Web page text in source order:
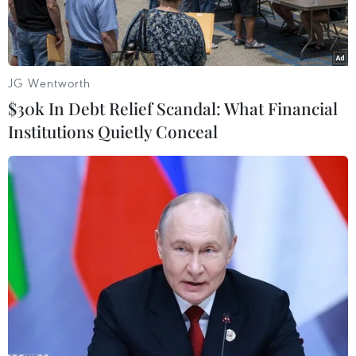
Phạm Việt Hưng trong sự chào đón của gia đình và bạn bè sau
khi đạt Huy chương Vàng Olympic Toán quốc tế năm 2023.
(Ảnh: TTXVN phát)
Phạm Việt Hưng, nam sinh hai lần giành Huy
JG Wentworth
$30k In Debt Relief Scandal: What Financial
Institutions Quietly Conceal